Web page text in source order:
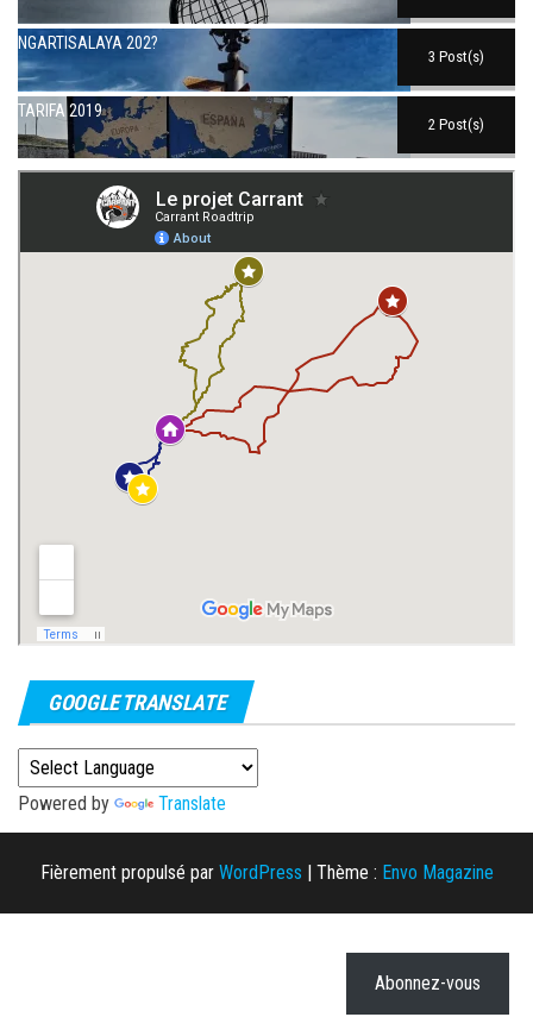
NGARTISALAYA 202?
3 Post(s)
TARIFA 2019
2 Post(s)
GOOGLE TRANSLATE
Powered by Translate
Fièrement propulsé par WordPress Thème : Envo Magazine
Abonnez-vous